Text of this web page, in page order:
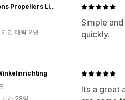
Simple
quickly.
Bruntons Propellers Limited
간 대략 2년
Its a great